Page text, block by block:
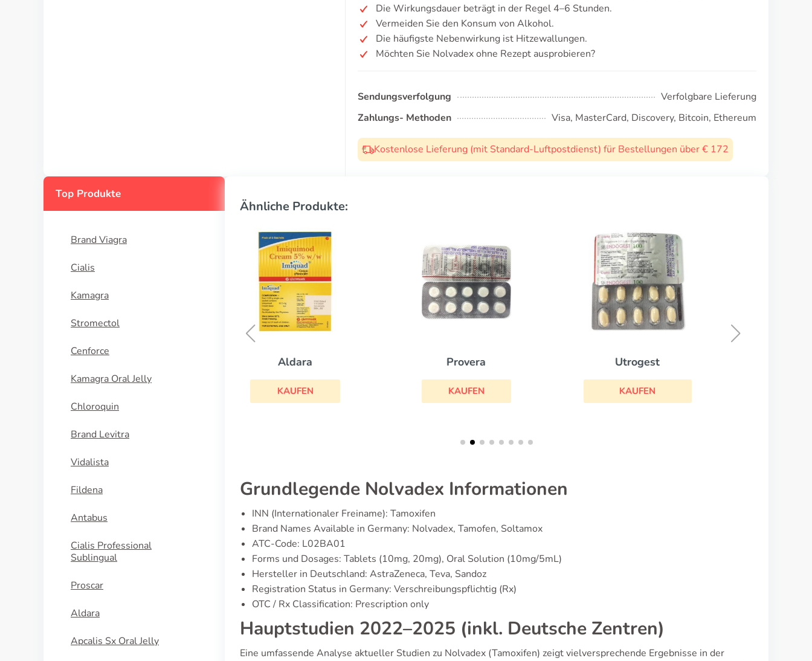
Die Wirkungsdauer beträgt in der Regel 4–6 Stunden.
Vermeiden Sie den Konsum von Alkohol.
Die häufigste Nebenwirkung ist Hitzewallungen.
Möchten Sie Nolvadex ohne Rezept ausprobieren?
Sendungsverfolgung
Verfolgbare Lieferung
Zahlungs- Methoden
Visa, MasterCard, Discovery, Bitcoin, Ethereum
Kostenlose Lieferung (mit Standard-Luftpostdienst) für Bestellungen über € 172
Top Produkte
Brand Viagra
Cialis
Kamagra
Stromectol
Cenforce
Kamagra Oral Jelly
Chloroquin
Brand Levitra
Vidalista
Fildena
Antabus
Cialis Professional
Sublingual
Proscar
Aldara
Apcalis Sx Oral Jelly
Ähnliche Produkte:
Provera
KAUFEN
Utrogest
KAUFEN
Estrifam
Grundlegende Nolvadex Informationen
INN (Internationaler Freiname): Tamoxifen
Brand Names Available in Germany: Nolvadex, Tamofen, Soltamox
ATC-Code: L02BA01
Forms und Dosages: Tablets (10mg, 20mg), Oral Solution (10mg/5mL)
Hersteller in Deutschland: AstraZeneca, Teva, Sandoz
Registration Status in Germany: Verschreibungspflichtig (Rx)
OTC / Rx Classification: Prescription only
Hauptstudien 2022–2025 (inkl. Deutsche Zentren)
Eine umfassende Analyse aktueller Studien zu Nolvadex (Tamoxifen) zeigt vielversprechende Ergebnisse in der